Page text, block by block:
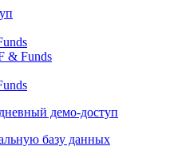
& Funds
демо-доступ
базу данных